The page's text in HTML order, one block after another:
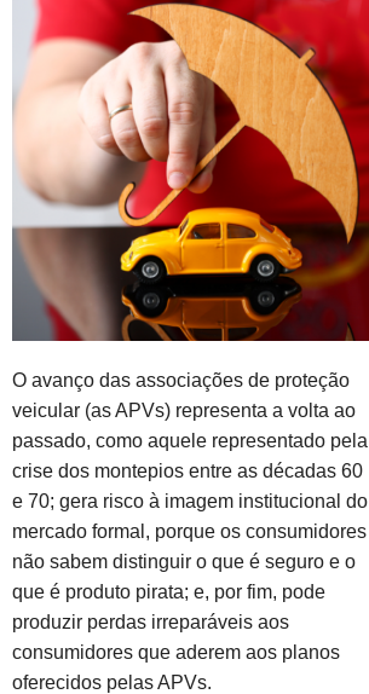
O avanço das associações de proteção
veicular (as APVs) representa a volta ao
passado, como aquele representado pela
crise dos montepios entre as décadas 60
e 70; gera risco à imagem institucional do
mercado formal, porque os consumidores
não sabem distinguir o que é seguro e o
que é produto pirata; e, por fim, pode
produzir perdas irreparáveis aos
consumidores que aderem aos planos
oferecidos pelas APVs.